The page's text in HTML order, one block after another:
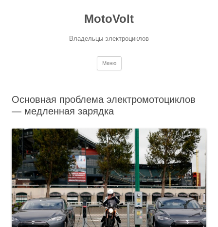
MotoVolt
Владельцы электроциклов
Меню Перейти к содержимому
Основная проблема электромотоциклов
— медленная зарядка